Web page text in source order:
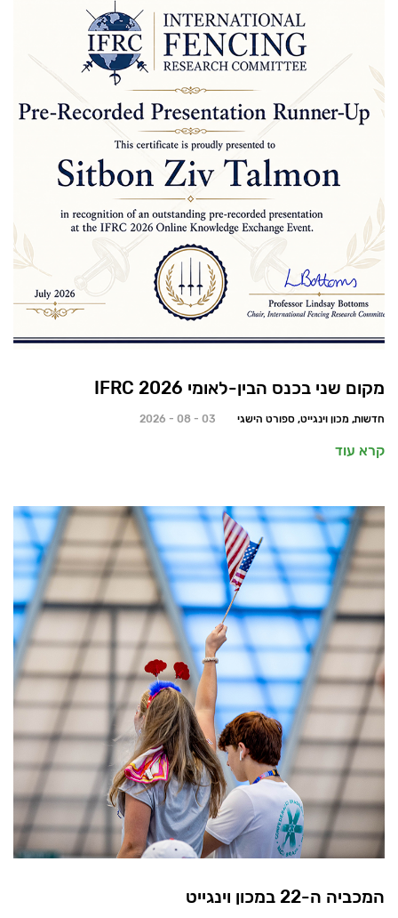
מקום שני בכנס הבין-לאומי 2026 IFRC
חדשות, מכון וינגייט, ספורט הישגי 03 - 08 - 2026
קרא עוד
המכביה ה-22 במכון וינגייט